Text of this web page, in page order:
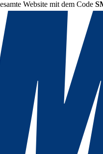
Website mit dem Code